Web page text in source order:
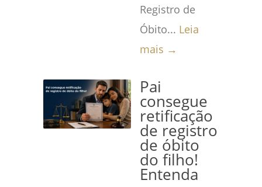
Registro de
Óbito... Leia
mais →
Pai
consegue
retificação
de registro
de óbito
do filho!
Entenda